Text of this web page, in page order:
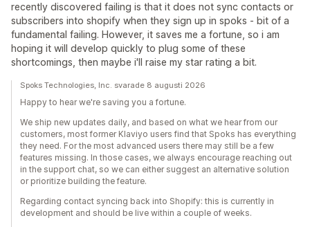
recently discovered failing is that it does not sync contacts or
subscribers into shopify when they sign up in spoks - bit of a
fundamental failing. However, it saves me a fortune, so i am
hoping it will develop quickly to plug some of these
shortcomings, then maybe i'll raise my star rating a bit.
Spoks Technologies, Inc. svarade 8 augusti 2026
Happy to hear we're saving you a fortune.
We ship new updates daily, and based on what we hear from our
customers, most former Klaviyo users find that Spoks has everything
they need. For the most advanced users there may still be a few
features missing. In those cases, we always encourage reaching out
in the support chat, so we can either suggest an alternative solution
or prioritize building the feature.
Regarding contact syncing back into Shopify: this is currently in
development and should be live within a couple of weeks.